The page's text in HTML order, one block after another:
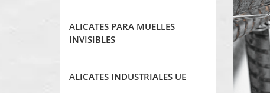
ALICATES PARA MUELLES
INVISIBLES
ALICATES INDUSTRIALES UE